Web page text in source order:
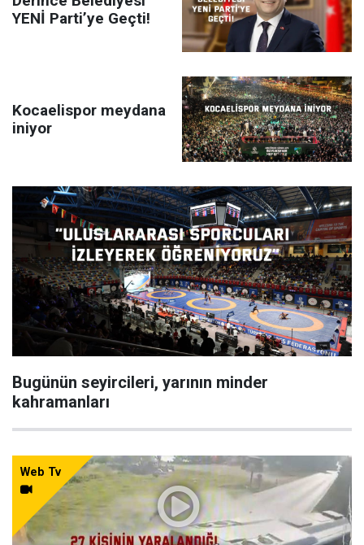
YENİ Parti’ye Geçti!
Kocaelispor meydana
iniyor
Bugünün seyircileri, yarının minder
kahramanları
Web Tv